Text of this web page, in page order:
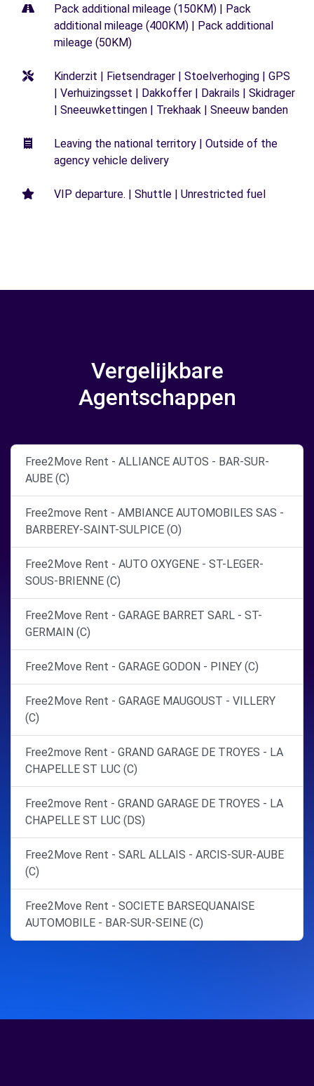
Pack additional mileage (150KM) | Pack
additional mileage (400KM) | Pack additional
mileage (50KM)
Kinderzit | Fietsendrager | Stoelverhoging | GPS
| Verhuizingsset | Dakkoffer | Dakrails | Skidrager
| Sneeuwkettingen | Trekhaak | Sneeuw banden
Leaving the national territory | Outside of the
agency vehicle delivery
VIP departure. | Shuttle | Unrestricted fuel
Vergelijkbare
Agentschappen
Free2Move Rent - ALLIANCE AUTOS - BAR-SUR-
AUBE (C)
Free2move Rent - AMBIANCE AUTOMOBILES SAS -
BARBEREY-SAINT-SULPICE (O)
Free2Move Rent - AUTO OXYGENE - ST-LEGER-
SOUS-BRIENNE (C)
Free2Move Rent - GARAGE BARRET SARL - ST-
GERMAIN (C)
Free2Move Rent - GARAGE GODON - PINEY (C)
Free2Move Rent - GARAGE MAUGOUST - VILLERY
(C)
Free2move Rent - GRAND GARAGE DE TROYES - LA
CHAPELLE ST LUC (C)
Free2move Rent - GRAND GARAGE DE TROYES - LA
CHAPELLE ST LUC (DS)
Free2Move Rent - SARL ALLAIS - ARCIS-SUR-AUBE
(C)
Free2Move Rent - SOCIETE BARSEQUANAISE
AUTOMOBILE - BAR-SUR-SEINE (C)